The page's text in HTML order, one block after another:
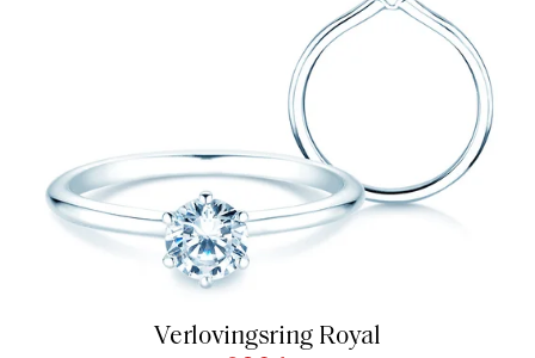
Verlovingsring Royal